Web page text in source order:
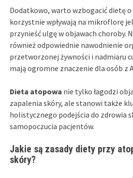
Dodatkowo, warto wzbogacić dietę o
korzystnie wpływają na mikroflorę
przynieść ulgę w objawach choroby.
również odpowiednie nawodnienie
przetworzonej żywności i nadmiaru
mają ogromne znaczenie dla osób z
Dieta atopowa nie tylko łagodzi
zapalenia skóry, ale stanowi także
holistycznego podejścia do zdrowia
samopoczucia pacjentów.
Jakie są zasady diety przy
skóry?